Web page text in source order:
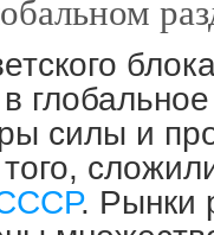
силы и
. Рынки